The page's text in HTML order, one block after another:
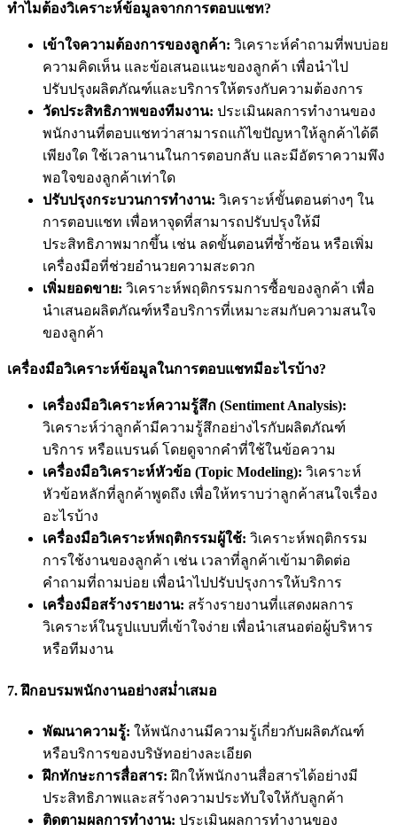
ทำไมต้องวิเคราะห์ข้อมูลจากการตอบแชท?
เข้าใจความต้องการของลูกค้า: วิเคราะห์คำถามที่พบบ่อย
ความคิดเห็น และข้อเสนอแนะของลูกค้า เพื่อนำไป
ปรับปรุงผลิตภัณฑ์และบริการให้ตรงกับความต้องการ
วัดประสิทธิภาพของทีมงาน: ประเมินผลการทำงานของ
พนักงานที่ตอบแชทว่าสามารถแก้ไขปัญหาให้ลูกค้าได้ดี
เพียงใด ใช้เวลานานในการตอบกลับ และมีอัตราความพึง
พอใจของลูกค้าเท่าใด
ปรับปรุงกระบวนการทำงาน: วิเคราะห์ขั้นตอนต่างๆ ใน
การตอบแชท เพื่อหาจุดที่สามารถปรับปรุงให้มี
ประสิทธิภาพมากขึ้น เช่น ลดขั้นตอนที่ซ้ำซ้อน หรือเพิ่ม
เครื่องมือที่ช่วยอำนวยความสะดวก
เพิ่มยอดขาย: วิเคราะห์พฤติกรรมการซื้อของลูกค้า เพื่อ
นำเสนอผลิตภัณฑ์หรือบริการที่เหมาะสมกับความสนใจ
ของลูกค้า
เครื่องมือวิเคราะห์ข้อมูลในการตอบแชทมีอะไรบ้าง?
เครื่องมือวิเคราะห์ความรู้สึก (Sentiment Analysis):
วิเคราะห์ว่าลูกค้ามีความรู้สึกอย่างไรกับผลิตภัณฑ์
บริการ หรือแบรนด์ โดยดูจากคำที่ใช้ในข้อความ
เครื่องมือวิเคราะห์หัวข้อ (Topic Modeling): วิเคราะห์
หัวข้อหลักที่ลูกค้าพูดถึง เพื่อให้ทราบว่าลูกค้าสนใจเรื่อง
อะไรบ้าง
เครื่องมือวิเคราะห์พฤติกรรมผู้ใช้: วิเคราะห์พฤติกรรม
การใช้งานของลูกค้า เช่น เวลาที่ลูกค้าเข้ามาติดต่อ
คำถามที่ถามบ่อย เพื่อนำไปปรับปรุงการให้บริการ
เครื่องมือสร้างรายงาน: สร้างรายงานที่แสดงผลการ
วิเคราะห์ในรูปแบบที่เข้าใจง่าย เพื่อนำเสนอต่อผู้บริหาร
หรือทีมงาน
7.ฝึกอบรมพนักงานอย่างสม่ำเสมอ
พัฒนาความรู้: ให้พนักงานมีความรู้เกี่ยวกับผลิตภัณฑ์
หรือบริการของบริษัทอย่างละเอียด
ฝึกทักษะการสื่อสาร: ฝึกให้พนักงานสื่อสารได้อย่างมี
ประสิทธิภาพและสร้างความประทับใจให้กับลูกค้า
ติดตามผลการทำงาน: ประเมินผลการทำงานของ